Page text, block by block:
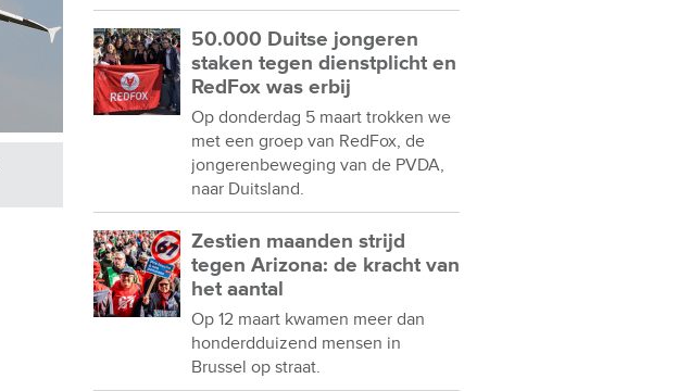
50.000 Duitse jongeren
staken tegen dienstplicht en
RedFox was erbij
Op donderdag 5 maart trokken we
met een groep van RedFox, de
jongerenbeweging van de PVDA,
naar Duitsland.
Zestien maanden strijd
tegen Arizona: de kracht van
het aantal
Op 12 maart kwamen meer dan
honderdduizend mensen in
Brussel op straat.